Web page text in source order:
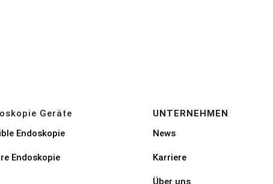
Geräte
Endoskopie
Endoskopie
UNTERNEHMEN
News
Karriere
Über uns